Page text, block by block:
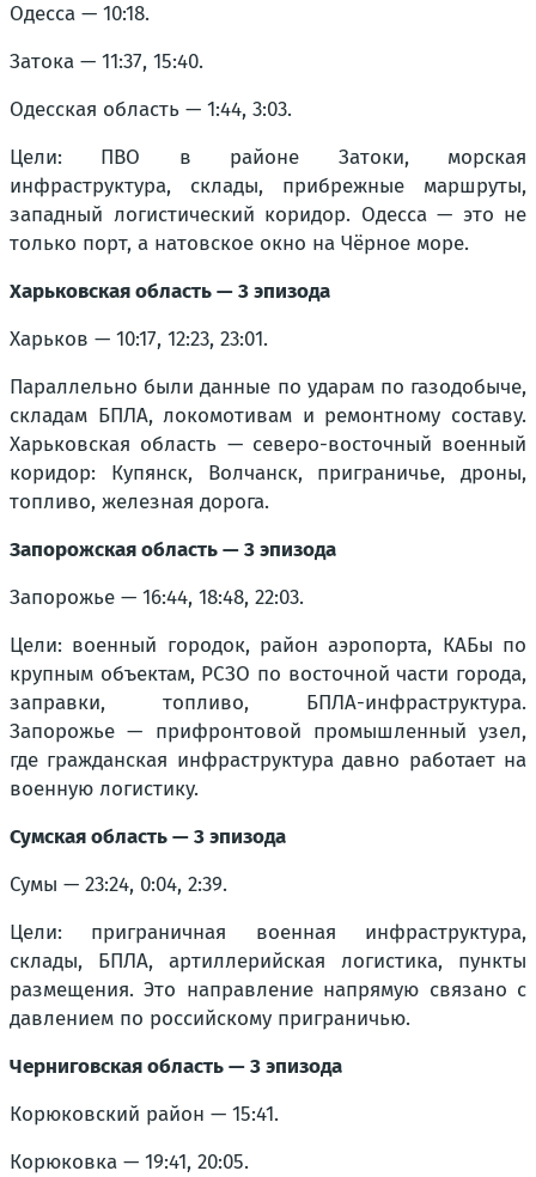
Одесса — 10:18.
Затока — 11:37, 15:40.
Одесская область — 1:44, 3:03.
Цели: ПВО в районе Затоки, морская
инфраструктура, склады, прибрежные маршруты,
западный логистический коридор. Одесса — это не
только порт, а натовское окно на Чёрное море.
Харьковская область — 3 эпизода
Харьков — 10:17, 12:23, 23:01.
Параллельно были данные по ударам по газодобыче,
складам БПЛА, локомотивам и ремонтному составу.
Харьковская область — северо-восточный военный
коридор: Купянск, Волчанск, приграничье, дроны,
топливо, железная дорога.
Запорожская область — 3 эпизода
Запорожье — 16:44, 18:48, 22:03.
Цели: военный городок, район аэропорта, КАБы по
крупным объектам, РСЗО по восточной части города,
заправки, топливо, БПЛА-инфраструктура.
Запорожье — прифронтовой промышленный узел,
где гражданская инфраструктура давно работает на
военную логистику.
Сумская область — 3 эпизода
Сумы — 23:24, 0:04, 2:39.
Цели: приграничная военная инфраструктура,
склады, БПЛА, артиллерийская логистика, пункты
размещения. Это направление напрямую связано с
давлением по российскому приграничью.
Черниговская область — 3 эпизода
Корюковский район — 15:41.
Корюковка — 19:41, 20:05.